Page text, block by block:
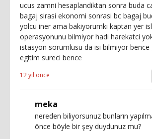
ucus zamni hesaplandiktan sonra buda
bagaj sirasi ekonomi sonrasi bc bagaj
yolcu iner ama bakiyorumki kaptan yer
operasyonunu bilmiyor hadi harekatci
istasyon sorumlusu da isi bilmiyor bence
egitim sureci bence
12 yıl önce
meka
nereden biliyorsunuz bunların
önce böyle bir şey duydunuz mu?